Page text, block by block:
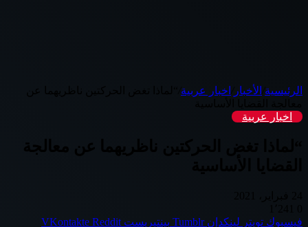
الرئيسية الأخبار اخبار عربية
اخبار عربية
فيسبوك تويتر لينكدإن بينتيريست